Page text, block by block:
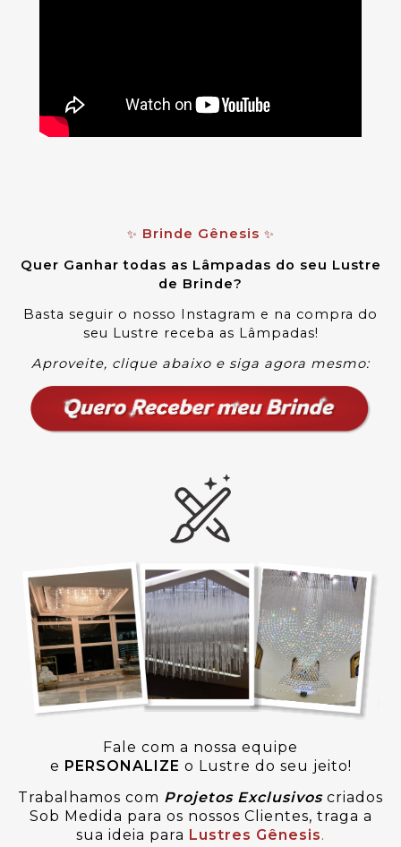
✨ Brinde Gênesis ✨
Quer Ganhar todas as Lâmpadas do seu Lustre
de Brinde?
Basta seguir o nosso Instagram e na compra do
seu Lustre receba as Lâmpadas!
Aproveite, clique abaixo e siga agora mesmo:
Fale com a nossa equipe
e PERSONALIZE o Lustre do seu jeito!
Trabalhamos com Projetos Exclusivoscriados
Sob Medida para os nossos Clientes, traga a
sua ideia para Lustres Gênesis.